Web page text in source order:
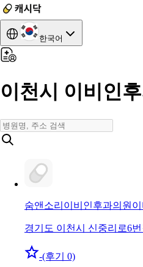
한국어
이천시 이비인
숨앤소리이비인후과의원
경기도 이천시 신중리로6
-(후기 0)